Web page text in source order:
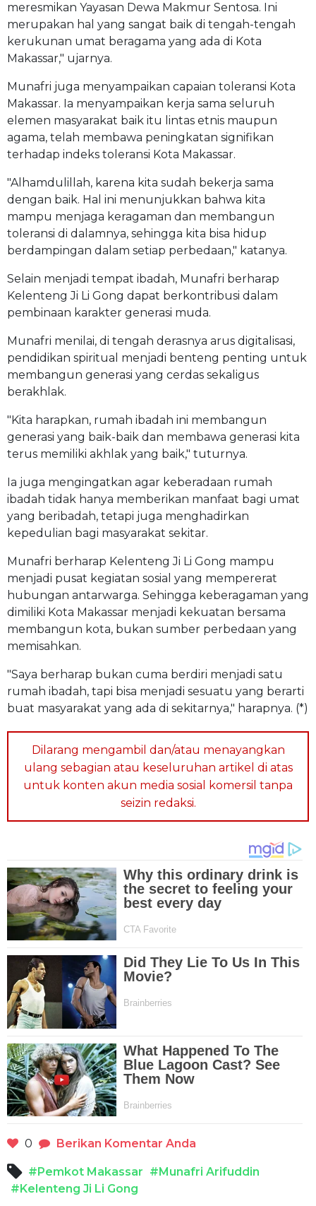
meresmikan Yayasan Dewa Makmur Sentosa. Ini
merupakan hal yang sangat baik di tengah-tengah
kerukunan umat beragama yang ada di Kota
Makassar," ujarnya.
Munafri juga menyampaikan capaian toleransi Kota
Makassar. Ia menyampaikan kerja sama seluruh
elemen masyarakat baik itu lintas etnis maupun
agama, telah membawa peningkatan signifikan
terhadap indeks toleransi Kota Makassar.
"Alhamdulillah, karena kita sudah bekerja sama
dengan baik. Hal ini menunjukkan bahwa kita
mampu menjaga keragaman dan membangun
toleransi di dalamnya, sehingga kita bisa hidup
berdampingan dalam setiap perbedaan," katanya.
Selain menjadi tempat ibadah, Munafri berharap
Kelenteng Ji Li Gong dapat berkontribusi dalam
pembinaan karakter generasi muda.
Munafri menilai, di tengah derasnya arus digitalisasi,
pendidikan spiritual menjadi benteng penting untuk
membangun generasi yang cerdas sekaligus
berakhlak.
"Kita harapkan, rumah ibadah ini membangun
generasi yang baik-baik dan membawa generasi kita
terus memiliki akhlak yang baik," tuturnya.
Ia juga mengingatkan agar keberadaan rumah
ibadah tidak hanya memberikan manfaat bagi umat
yang beribadah, tetapi juga menghadirkan
kepedulian bagi masyarakat sekitar.
Munafri berharap Kelenteng Ji Li Gong mampu
menjadi pusat kegiatan sosial yang mempererat
hubungan antarwarga. Sehingga keberagaman yang
dimiliki Kota Makassar menjadi kekuatan bersama
membangun kota, bukan sumber perbedaan yang
memisahkan.
"Saya berharap bukan cuma berdiri menjadi satu
rumah ibadah, tapi bisa menjadi sesuatu yang berarti
buat masyarakat yang ada di sekitarnya," harapnya. (*)
Dilarang mengambil dan/atau menayangkan
ulang sebagian atau keseluruhan artikel di atas
untuk konten akun media sosial komersil tanpa
seizin redaksi.
0 Berikan Komentar Anda
#Pemkot Makassar #Munafri Arifuddin
#Kelenteng Ji Li Gong